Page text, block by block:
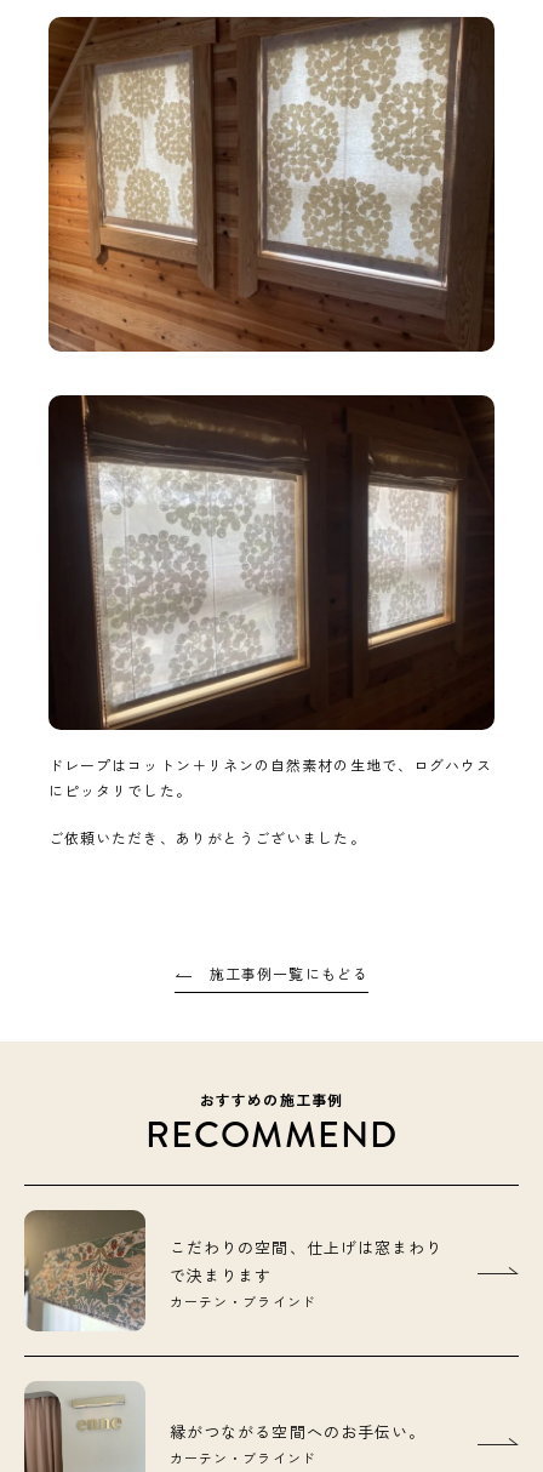
ドレープはコットン＋リネンの自然素材の生地で、ログハウス
にピッタリでした。
ご依頼いただき、ありがとうございました。
施工事例一覧にもどる
おすすめの施工事例
RECOMMEND
こだわりの空間、仕上げは窓まわり
で決まります
カーテン・ブラインド
縁がつながる空間へのお手伝い。
カーテン・ブラインド